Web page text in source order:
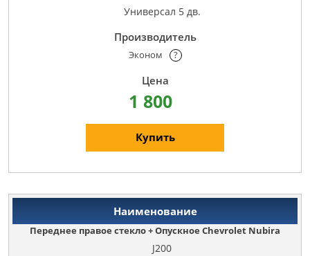
Универсал 5 дв.
Эконом ?
1 800
Купить
Переднее правое стекло + Опускное Chevrolet Nubira
J200